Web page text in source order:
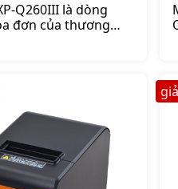
Q260III là dòng
đơn của thương